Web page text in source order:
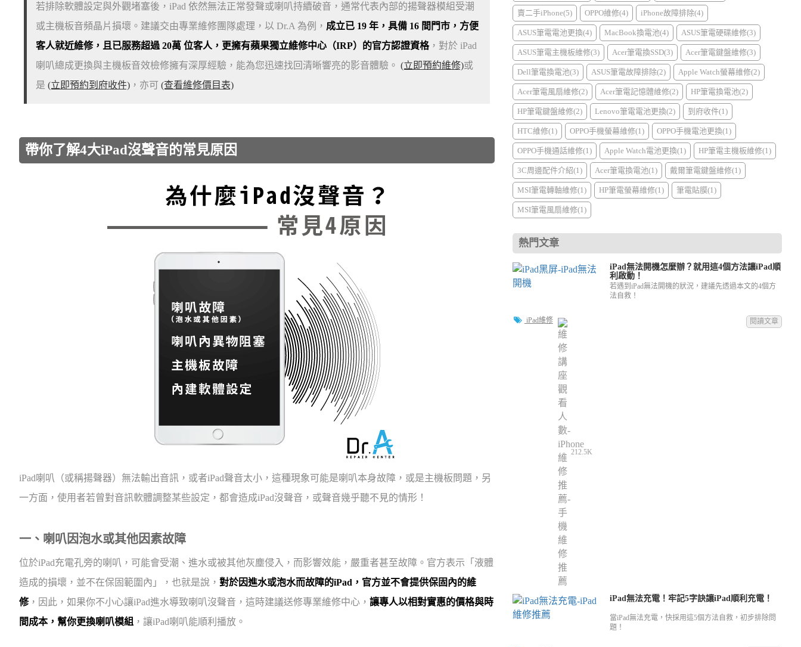
若排除軟體設定與外觀堵塞後，iPad 依然無法正常發聲或喇叭持續破音，通常代表內部的揚聲器模組受潮
或主機板音頻晶片損壞。建議交由專業維修團隊處理，以 Dr.A 為例， 成立已 19 年，具備 16 間門市，方便
客人就近維修，且已服務超過 20萬 位客人，更擁有蘋果獨立維修中心（IRP）的官方認證資格，對於 iPad
喇叭總成更換與主機板音效檢修擁有深厚經驗，能為您迅速找回清晰響亮的影音體驗。 (立即預約維修)或
是 (立即預約到府收件)，亦可 (查看維修價目表)
帶你了解4大iPad沒聲音的常見原因
iPad喇叭（或稱揚聲器）無法輸出音訊，或者iPad聲音太小，這種現象可能是喇叭本身故障，或是主機板問題，另
一方面，使用者若曾對音訊軟體調整某些設定，都會造成iPad沒聲音，或聲音幾乎聽不見的情形！
一、喇叭因泡水或其他因素故障
位於iPad充電孔旁的喇叭，可能會受潮、進水或被其他灰塵侵入，而影響效能，嚴重者甚至故障。官方表示「液體
造成的損壞，並不在保固範圍內」，也就是說， 對於因進水或泡水而故障的iPad，官方並不會提供保固內的維
修，因此，如果你不小心讓iPad進水導致喇叭沒聲音，這時建議送修專業維修中心， 讓專人以相對實惠的價格與時
間成本，幫你更換喇叭模組 ，讓iPad喇叭能順利播放。
賣二手iPhone(5) OPPO維修(4) iPhone故障排除(4)
ASUS筆電電池更換(4) MacBook換電池(4) ASUS筆電硬碟維修(3)
ASUS筆電主機板維修(3) Acer筆電換SSD(3) Acer筆電鍵盤維修(3)
Dell筆電換電池(3) ASUS筆電故障排除(2) Apple Watch螢幕維修(2)
Acer筆電風扇維修(2) Acer筆電記憶體維修(2) HP筆電換電池(2)
HP筆電鍵盤維修(2) Lenovo筆電電池更換(2) 到府收件(1)
HTC維修(1) OPPO手機螢幕維修(1) OPPO手機電池更換(1)
OPPO手機通話維修(1) Apple Watch電池更換(1) HP筆電主機板維修(1)
3C周邊配件介紹(1) Acer筆電換電池(1) 戴爾筆電鍵盤維修(1)
MSI筆電轉軸維修(1) HP筆電螢幕維修(1) 筆電貼膜(1)
MSI筆電風扇維修(1)
熱門文章
iPad無法開機怎麼辦？就用這4個方法讓iPad順
利啟動！
若遇到iPad無法開機的狀況，建議先透過本文的4個方
法自救！
iPad維修
212.5K
閱讀文章
iPad無法充電！牢記5字訣讓iPad順利充電！
當iPad無法充電，快採用這5個方法自救，初步排除問
題！